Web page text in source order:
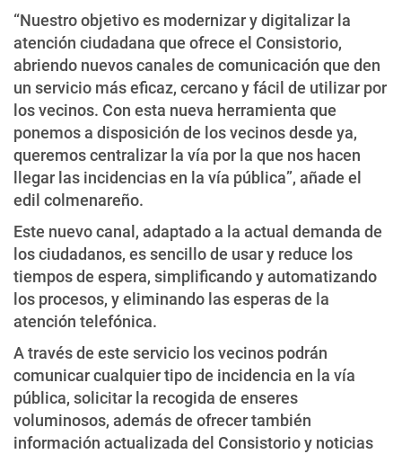
“Nuestro objetivo es modernizar y digitalizar la
atención ciudadana que ofrece el Consistorio,
abriendo nuevos canales de comunicación que den
un servicio más eficaz, cercano y fácil de utilizar por
los vecinos. Con esta nueva herramienta que
ponemos a disposición de los vecinos desde ya,
queremos centralizar la vía por la que nos hacen
llegar las incidencias en la vía pública”, añade el
edil colmenareño.
Este nuevo canal, adaptado a la actual demanda de
los ciudadanos, es sencillo de usar y reduce los
tiempos de espera, simplificando y automatizando
los procesos, y eliminando las esperas de la
atención telefónica.
A través de este servicio los vecinos podrán
comunicar cualquier tipo de incidencia en la vía
pública, solicitar la recogida de enseres
voluminosos, además de ofrecer también
información actualizada del Consistorio y noticias